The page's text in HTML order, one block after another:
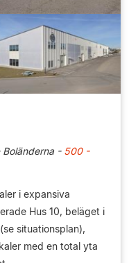
-500 -
i expansiva
Hus 10, beläget i
situationsplan),
med en total yta